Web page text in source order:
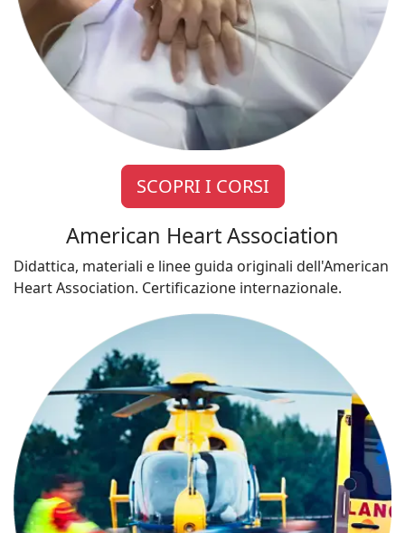
SCOPRI I CORSI
American Heart Association
Didattica, materiali e linee guida originali dell'American
Heart Association. Certificazione internazionale.